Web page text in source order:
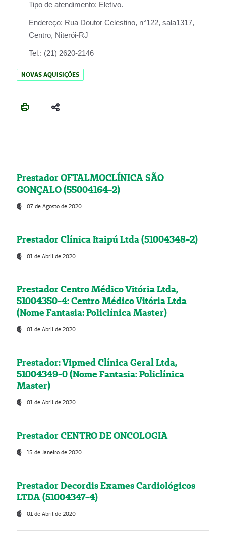
Tipo de atendimento: Eletivo.
Endereço: Rua Doutor Celestino, n°122, sala1317,
Centro, Niterói-RJ
Tel.: (21) 2620-2146
NOVAS AQUISIÇÕES
Prestador OFTALMOCLÍNICA SÃO
GONÇALO (55004164-2)
07 de Agosto de 2020
Prestador Clínica Itaipú Ltda (51004348-2)
01 de Abril de 2020
Prestador Centro Médico Vitória Ltda,
51004350-4: Centro Médico Vitória Ltda
(Nome Fantasia: Policlínica Master)
01 de Abril de 2020
Prestador: Vipmed Clínica Geral Ltda,
51004349-0 (Nome Fantasia: Policlínica
Master)
01 de Abril de 2020
Prestador CENTRO DE ONCOLOGIA
15 de Janeiro de 2020
Prestador Decordis Exames Cardiológicos
LTDA (51004347-4)
01 de Abril de 2020